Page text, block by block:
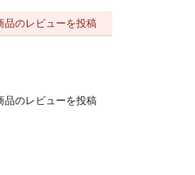
品のレビューを投稿
品のレビューを投稿